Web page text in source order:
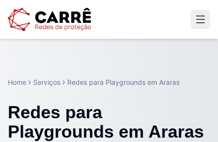
Home Serviços Redes para Playgrounds em Araras
Redes para
Playgrounds em Araras